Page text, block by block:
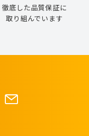
徹底した品質保証に
取り組んでいます